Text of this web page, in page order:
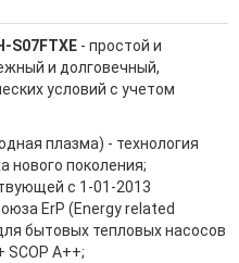
S07FTXE - простой и
и долговечный,
условий с учетом
плазма) - технология
нового поколения;
c 1-01-2013
ErP (Energy related
бытовых тепловых насосов
SCOP A++;